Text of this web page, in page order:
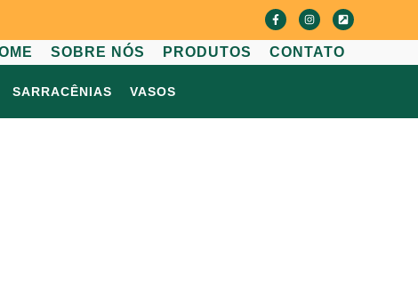
SOBRE NÓS PRODUTOS CONTATO
SARRACÊNIAS VASOS